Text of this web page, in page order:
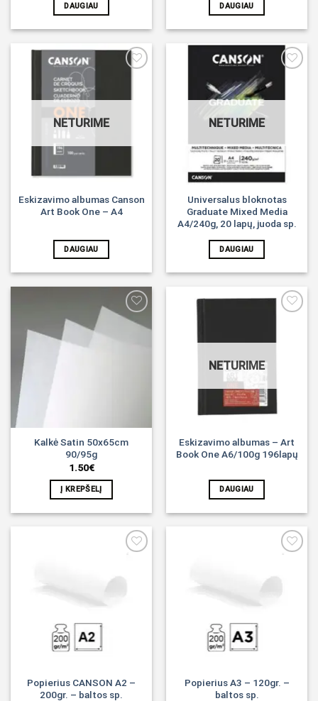
DAUGIAU DAUGIAU
NETURIME
Eskizavimo albumas Canson
Art Book One – A4
DAUGIAU
NETURIME
Universalus bloknotas
Graduate Mixed Media
A4/240g, 20 lapų, juoda sp.
DAUGIAU
Kalkė Satin 50x65cm
90/95g
1.50€
Į KREPŠELĮ
NETURIME
Eskizavimo albumas – Art
Book One A6/100g 196lapų
DAUGIAU
Popierius CANSON A2 –
200gr. – baltos sp.
Popierius A3 – 120gr. –
baltos sp.